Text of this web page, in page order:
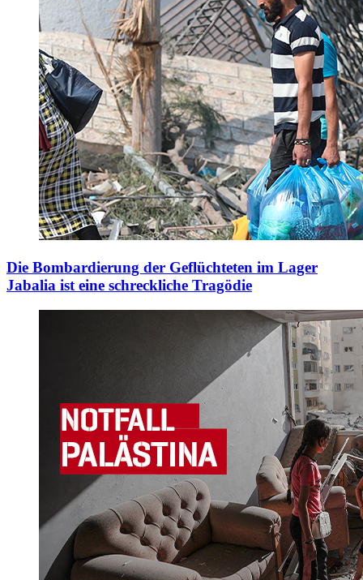
Die Bombardierung der Geflüchteten im Lager
Jabalia ist eine schreckliche Tragödie